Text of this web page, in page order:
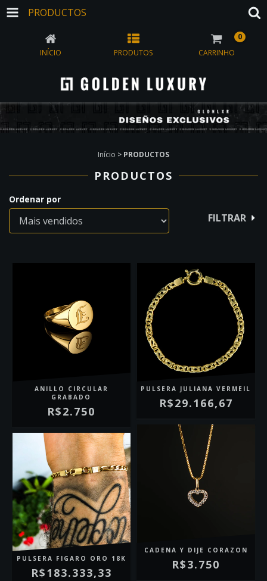
PRODUCTOS
INÍCIO PRODUTOS CARRINHO
0
Início > PRODUCTOS
PRODUCTOS
Ordenar por
FILTRAR
ANILLO CIRCULAR
GRABADO
R$2.750
PULSERA JULIANA VERMEIL
R$29.166,67
PULSERA FIGARO ORO 18K
R$183.333,33
CADENA Y DIJE CORAZON
R$3.750